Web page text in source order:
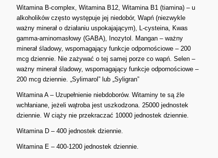
Witamina B-complex, Witamina B12, Witamina B1 (tiamina) – u
alkoholików często występuje jej niedobór, Wapń (niezwykle
ważny minerał o działaniu uspokajającym), L-cysteina, Kwas
gamma-aminomasłowy (GABA), Inozytol. Mangan – ważny
minerał śladowy, wspomagający funkcje odpornościowe – 200
mcg dziennie. Nie zażywać o tej samej porze co wapń. Selen –
ważny minerał śladowy, wspomagający funkcje odpornościowe –
200 mcg dziennie. „Sylimarol” lub „Syligran”
Witamina A – Uzupełnienie niebdoborów. Witaminy te są źle
wchłaniane, jeżeli wątroba jest uszkodzona. 25000 jednostek
dziennie. W ciąży nie przekraczać 10000 jednostek dziennie.
Witamina D – 400 jednostek dziennie.
Witamina E – 400-1200 jednostek dziennie.